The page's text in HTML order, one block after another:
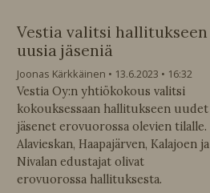
Vestia valitsi hallitukseen
uusia jäseniä
Joonas Kärkkäinen 13.6.2023
16:32
Vestia Oy:n yhtiökokous valitsi
kokouksessaan hallitukseen uudet
jäsenet erovuorossa olevien tilalle.
Alavieskan, Haapajärven, Kalajoen ja
Nivalan edustajat olivat
erovuorossa hallituksesta.